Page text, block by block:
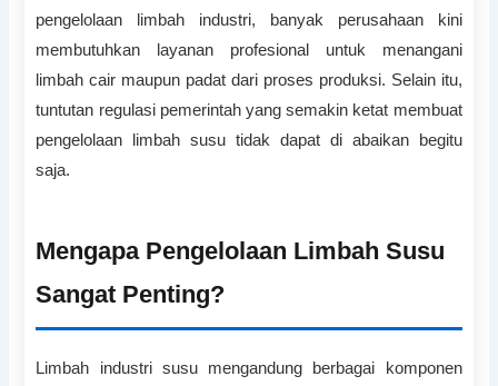
pengelolaan limbah industri, banyak perusahaan kini
membutuhkan layanan profesional untuk menangani
limbah cair maupun padat dari proses produksi. Selain itu,
tuntutan regulasi pemerintah yang semakin ketat membuat
pengelolaan limbah susu tidak dapat di abaikan begitu
saja.
Mengapa Pengelolaan Limbah Susu
Sangat Penting?
Limbah industri susu mengandung berbagai komponen